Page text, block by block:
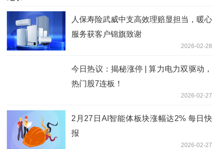
人保寿险武威中支高效理赔显担当，暖心
服务获客户锦旗致谢
2026-02-28
今日热议：揭秘涨停 | 算力电力双驱动，
热门股7连板！
2026-02-27
2月27日AI智能体板块涨幅达2% 每日快
报
2026-02-27